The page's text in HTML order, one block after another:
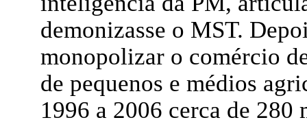
demonizasse o MST.
monopolizar o comércio
de pequenos e médios
1996 a 2006 cerca de